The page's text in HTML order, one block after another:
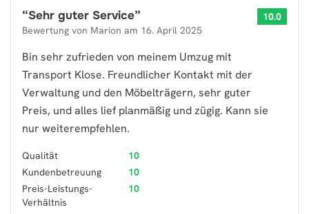
“Sehr guter Service”
Bewertung von Marion am 16. April 2025
10.0
Bin sehr zufrieden von meinem Umzug mit
Transport Klose. Freundlicher Kontakt mit der
Verwaltung und den Möbelträgern, sehr guter
Preis, und alles lief planmäßig und zügig. Kann sie
nur weiterempfehlen.
Qualität
10
Kundenbetreuung
10
Preis-Leistungs-
Verhältnis
10